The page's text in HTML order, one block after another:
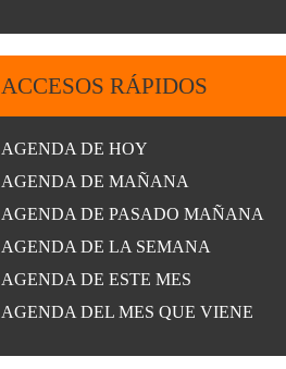
ACCESOS RÁPIDOS
AGENDA DE HOY
AGENDA DE MAÑANA
AGENDA DE PASADO MAÑANA
AGENDA DE LA SEMANA
AGENDA DE ESTE MES
AGENDA DEL MES QUE VIENE